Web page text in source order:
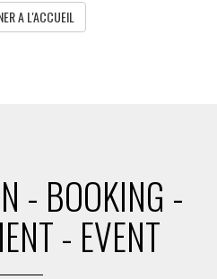
A L'ACCUEIL
- BOOKING -
- EVENT